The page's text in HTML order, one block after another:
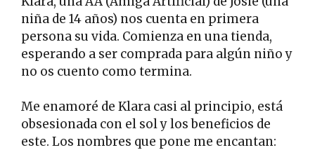
niña de 14 años) nos cuenta en primera
persona su vida. Comienza en una tienda,
esperando a ser comprada para algún niño y
no os cuento como termina.
Me enamoré de Klara casi al principio, está
obsesionada con el sol y los beneficios de
este. Los nombres que pone me encantan: